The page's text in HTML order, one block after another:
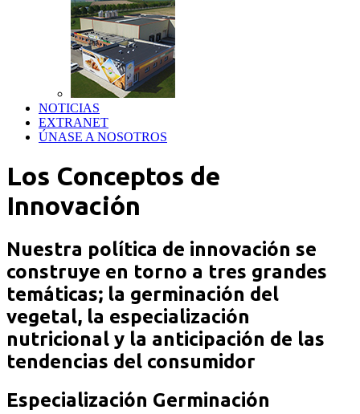
NOTICIAS
EXTRANET
ÚNASE A NOSOTROS
Los Conceptos de
Innovación
Nuestra política de innovación se
construye en torno a tres grandes
temáticas; la germinación del
vegetal, la especialización
nutricional y la anticipación de las
tendencias del consumidor
Especialización Germinación